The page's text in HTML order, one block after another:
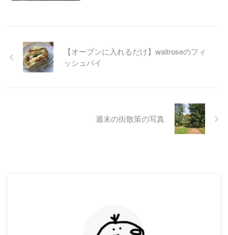
【オーブンに入れるだけ】waitroseのフィ
ッシュパイ
週末の街散策の写真